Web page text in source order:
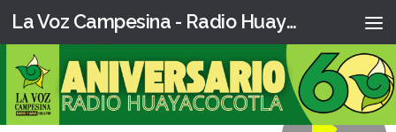
La Voz Campesina - Radio Huaya